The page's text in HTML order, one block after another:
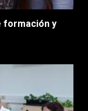
formación y